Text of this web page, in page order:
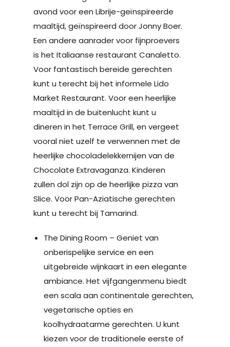
avond voor een Librije-geïnspireerde
maaltijd, geïnspireerd door Jonny Boer.
Een andere aanrader voor fijnproevers
is het Italiaanse restaurant Canaletto.
Voor fantastisch bereide gerechten
kunt u terecht bij het informele Lido
Market Restaurant. Voor een heerlijke
maaltijd in de buitenlucht kunt u
dineren in het Terrace Grill, en vergeet
vooral niet uzelf te verwennen met de
heerlijke chocoladelekkernijen van de
Chocolate Extravaganza. Kinderen
zullen dol zijn op de heerlijke pizza van
Slice. Voor Pan-Aziatische gerechten
kunt u terecht bij Tamarind.
The Dining Room – Geniet van
onberispelijke service en een
uitgebreide wijnkaart in een elegante
ambiance. Het vijfgangenmenu biedt
een scala aan continentale gerechten,
vegetarische opties en
koolhydraatarme gerechten. U kunt
kiezen voor de traditionele eerste of